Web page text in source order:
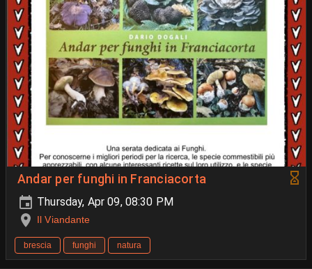
Andar per funghi in Franciacorta
Thursday, Apr 09, 08:30 PM
Il Viandante
brescia funghi natura